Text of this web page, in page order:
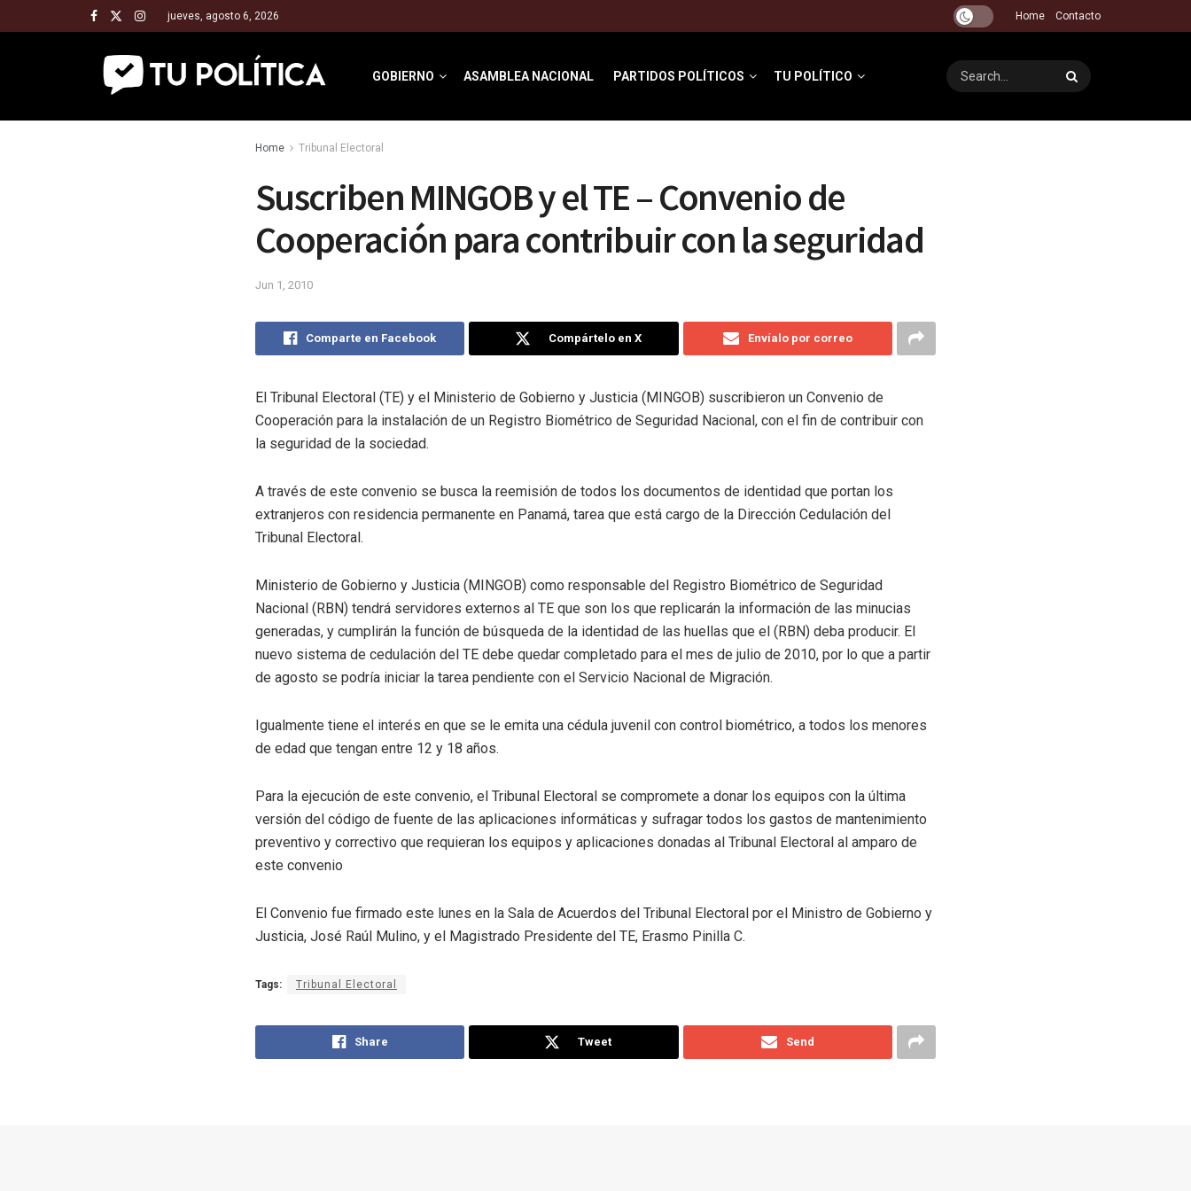
jueves, agosto 6, 2026 Home Contacto
GOBIERNO ASAMBLEA NACIONAL PARTIDOS POLÍTICOS TU POLÍTICO
Home Tribunal Electoral
Suscriben MINGOB y el TE – Convenio de
Cooperación para contribuir con la seguridad
Jun 1, 2010
Comparte en Facebook Compártelo en X Envíalo por correo
El Tribunal Electoral (TE) y el Ministerio de Gobierno y Justicia (MINGOB) suscribieron un Convenio de
Cooperación para la instalación de un Registro Biométrico de Seguridad Nacional, con el fin de contribuir con
la seguridad de la sociedad.
A través de este convenio se busca la reemisión de todos los documentos de identidad que portan los
extranjeros con residencia permanente en Panamá, tarea que está cargo de la Dirección Cedulación del
Tribunal Electoral.
Ministerio de Gobierno y Justicia (MINGOB) como responsable del Registro Biométrico de Seguridad
Nacional (RBN) tendrá servidores externos al TE que son los que replicarán la información de las minucias
generadas, y cumplirán la función de búsqueda de la identidad de las huellas que el (RBN) deba producir. El
nuevo sistema de cedulación del TE debe quedar completado para el mes de julio de 2010, por lo que a partir
de agosto se podría iniciar la tarea pendiente con el Servicio Nacional de Migración.
Igualmente tiene el interés en que se le emita una cédula juvenil con control biométrico, a todos los menores
de edad que tengan entre 12 y 18 años.
Para la ejecución de este convenio, el Tribunal Electoral se compromete a donar los equipos con la última
versión del código de fuente de las aplicaciones informáticas y sufragar todos los gastos de mantenimiento
preventivo y correctivo que requieran los equipos y aplicaciones donadas al Tribunal Electoral al amparo de
este convenio
El Convenio fue firmado este lunes en la Sala de Acuerdos del Tribunal Electoral por el Ministro de Gobierno y
Justicia, José Raúl Mulino, y el Magistrado Presidente del TE, Erasmo Pinilla C.
Tags: Tribunal Electoral
Share Tweet Send